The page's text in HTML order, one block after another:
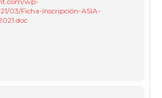
03/Ficha-Inscripción-ASIA-